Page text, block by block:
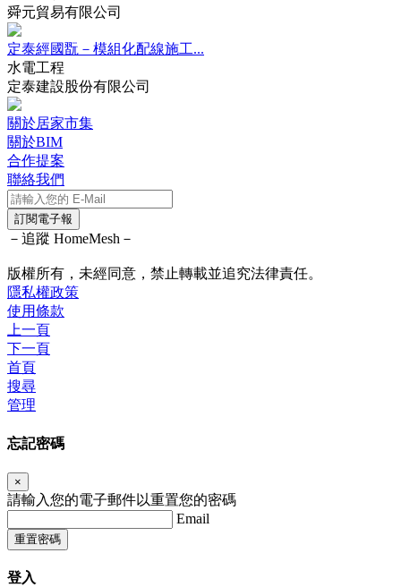
舜元貿易有限公司
定泰經國翫－模組化配線施工...
水電工程
定泰建設股份有限公司
關於居家市集
關於BIM
合作提案
聯絡我們
訂閱電子報
－追蹤 HomeMesh－
版權所有，未經同意，禁止轉載並追究法律責任。
隱私權政策
使用條款
上一頁
下一頁
首頁
搜尋
管理
忘記密碼
×
請輸入您的電子郵件以重置您的密碼
Email
重置密碼
登入